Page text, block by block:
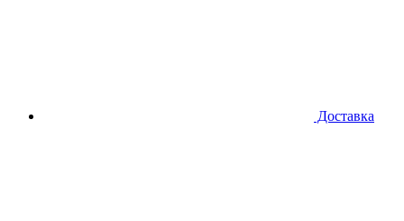
Доставка